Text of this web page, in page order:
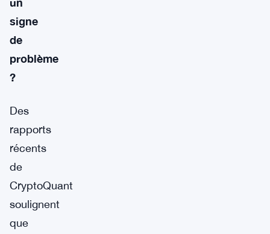
signe
de
problème
?
Des
rapports
récents
de
CryptoQuant
soulignent
que